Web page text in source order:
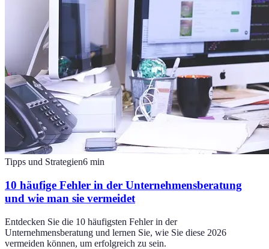
Tipps und Strategien6 min
10 häufige Fehler in der Unternehmensberatung
und wie man sie vermeidet
Entdecken Sie die 10 häufigsten Fehler in der
Unternehmensberatung und lernen Sie, wie Sie diese 2026
vermeiden können, um erfolgreich zu sein.